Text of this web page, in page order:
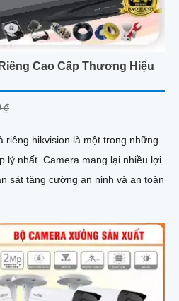
Cao Cấp Thương Hiệu
₫
riêng hikvision là một trong những
lại nhiều lợi
sát tăng cường an ninh và an toàn